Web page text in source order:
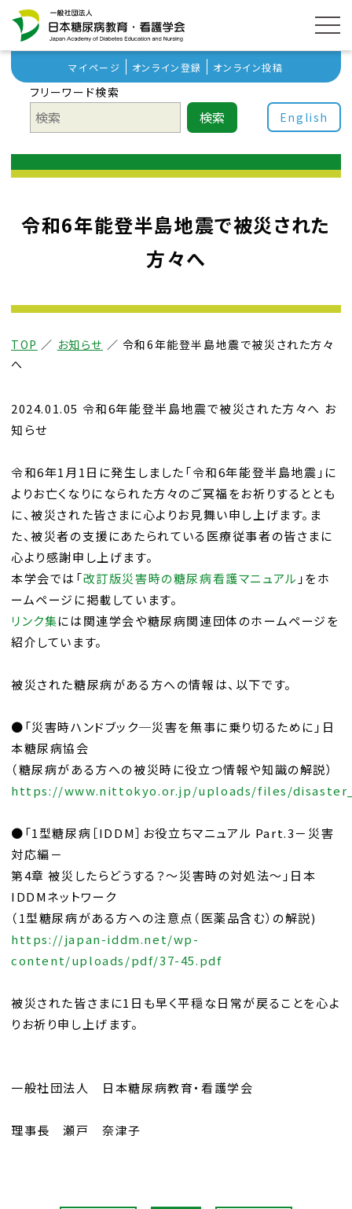
マイページ オンライン登録 オンライン投稿
フリーワード検索
検索 English
令和6年能登半島地震で被災された
方々へ
TOP ／ お知らせ ／ 令和6年能登半島地震で被災された方々
へ
2024.01.05 令和6年能登半島地震で被災された方々へ お
知らせ
令和6年1月1日に発生しました「令和6年能登半島地震」に
よりお亡くなりになられた方々のご冥福をお祈りするととも
に、被災された皆さまに心よりお見舞い申し上げます。ま
た、被災者の支援にあたられている医療従事者の皆さまに
心より感謝申し上げます。
本学会では「改訂版災害時の糖尿病看護マニュアル 」をホ
ームページに掲載しています。
リンク集には関連学会や糖尿病関連団体のホームページを
紹介しています。
被災された糖尿病がある方への情報は、以下です。
●「災害時ハンドブック─災害を無事に乗り切るために」日
本糖尿病協会
（糖尿病がある方への被災時に役立つ情報や知識の解説）
https://www.nittokyo.or.jp/uploads/files/
●「1型糖尿病［IDDM］お役立ちマニュアル Part.3－災害
対応編－
第4章 被災したらどうする？～災害時の対処法～」日本
IDDMネットワーク
（1型糖尿病がある方への注意点（医薬品含む）の解説)
https://japan-iddm.net/wp-
content/uploads/pdf/37-45.pdf
被災された皆さまに1日も早く平穏な日常が戻ることを心よ
りお祈り申し上げます。
一般社団法人 日本糖尿病教育・看護学会
理事長 瀬戸 奈津子